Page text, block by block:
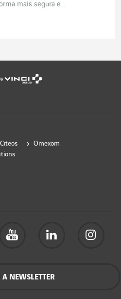
mais segura e...
Citeos
Omexom
NEWSLETTER